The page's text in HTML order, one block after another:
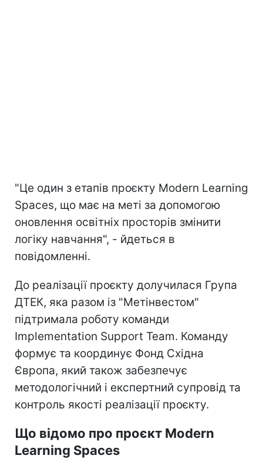
"Це один з етапів проєкту Modern Learning
Spaces, що має на меті за допомогою
оновлення освітніх просторів змінити
логіку навчання", - йдеться в
повідомленні.
До реалізації проєкту долучилася Група
ДТЕК, яка разом із "Метінвестом"
підтримала роботу команди
Implementation Support Team. Команду
формує та координує Фонд Східна
Європа, який також забезпечує
методологічний і експертний супровід та
контроль якості реалізації проєкту.
Що відомо про проєкт Modern
Learning Spaces